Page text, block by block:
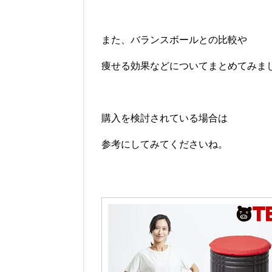
また、バランスボールとの比較や
痩せる効果などについてまとめてみま
購入を検討されている場合は
参考にしてみてくださいね。